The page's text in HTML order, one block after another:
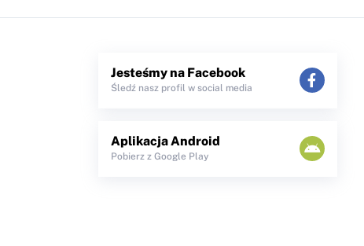
Jesteśmy na Facebook
Śledź nasz profil w social media
Aplikacja Android
Pobierz z Google Play